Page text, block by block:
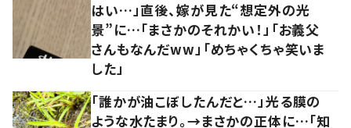
はい…」直後、嫁が見た“想定外の光
景”に…「まさかのそれかい！」「お義父
さんもなんだww」「めちゃくちゃ笑いま
した」
「誰かが油こぼしたんだと…」光る膜の
ような水たまり。→まさかの正体に…「知